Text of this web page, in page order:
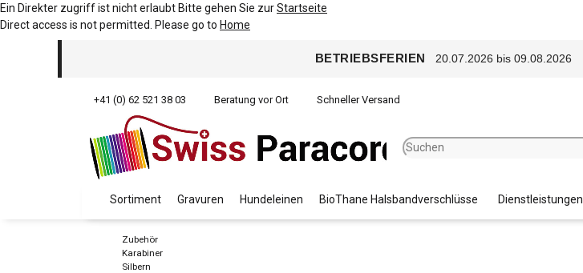
Ein Direkter zugriff ist nicht erlaubt Bitte gehen Sie zurStartseite
Direct access is not permitted. Please go to Home
BETRIEBSFERIEN 20.07.2026 bis 09.08.2026
+41 (0) 62 521 38 03 Beratung vor Ort Schneller Versand
Sortiment Gravuren Hundeleinen BioThane Halsbandverschlüsse Dienstleistungen
Zubehör
Karabiner
Silbern